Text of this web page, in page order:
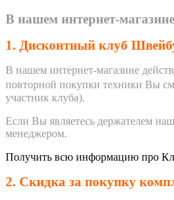
В нашем интернет-
1. Дисконтный клуб
В нашем интернет-магазине
повторной покупки техники Вы
участник клуба).
Если Вы являетесь держателем
менеджером.
Получить всю информацию про
2. Скидка за покупку